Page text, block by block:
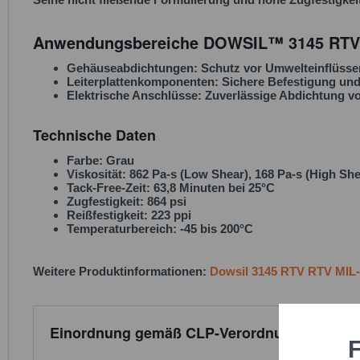
Anwendungsbereiche DOWSIL™ 3145
Gehäuseabdichtungen: Schutz vor
Leiterplattenkomponenten: Sichere Befestigung
Elektrische Anschlüsse: Zuverlässige Abdichtung
Technische Daten
Farbe: Grau
Viskosität: 862 Pa-s (Low Shear), 168 Pa-s (High
Tack-Free-Zeit: 63,8 Minuten bei 25°C
Zugfestigkeit: 864 psi
Reißfestigkeit: 223 ppi
Temperaturbereich: -45 bis 200°C
Weitere Produktinformationen: Dowsil 3145 RTV RTV
Einordnung gemäß CLP-Verordnung: